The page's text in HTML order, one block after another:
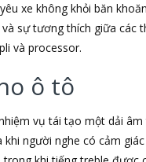
xe không khỏi băn
sự tương thích giữa các
và processor.
ô tô
vụ tái tạo một dải
khi người nghe có cảm